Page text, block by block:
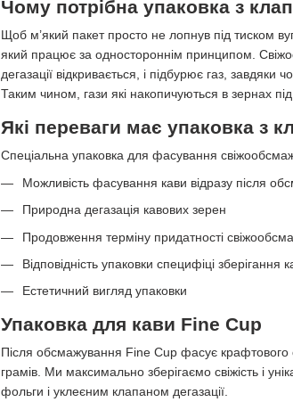
Чому потрібна упаковка з
Щоб м’який пакет просто не лопнув під тиском
який працює за одностороннім принципом.
дегазації відкривається, і підбурює газ,
Таким чином, гази які накопичуються в зернах
Які переваги має упаковка з
Спеціальна упаковка для фасування
Можливість фасування кави відразу після
Природна дегазація кавових зерен
Продовження терміну придатності
Відповідність упаковки специфіці зберігання
Естетичний вигляд упаковки
Упаковка для кави Fine Cup
Після обсмажування Fine Cup фасує крафтового
грамів. Ми максимально зберігаємо свіжість і
фольги і уклеєним клапаном дегазації.